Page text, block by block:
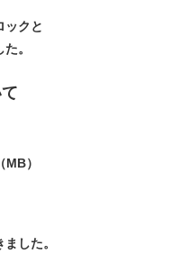
ックと
。
）
した。